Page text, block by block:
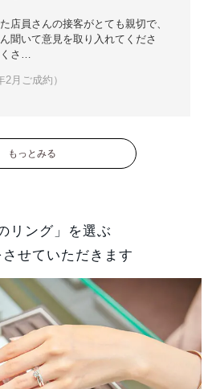
店員さんの接客がとても親切で、
聞いて意見を取り入れてくださ
さ…
月ご成約）
もっとみる
リング」を選ぶ
せていただきます